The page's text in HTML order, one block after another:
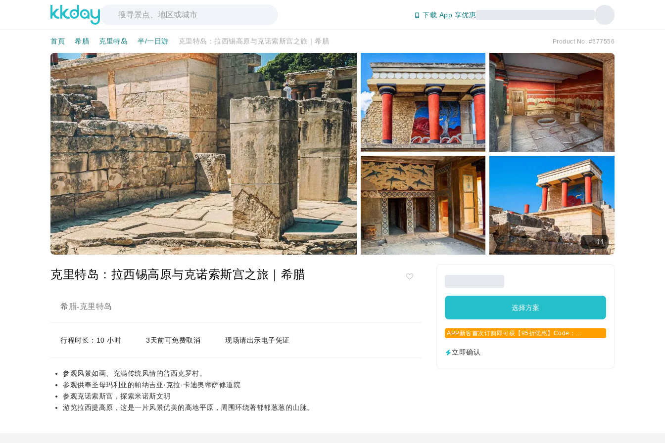
下载 App 享优惠
首頁 希腊 克里特岛 半/一日游 克里特岛：拉西锡高原与克诺索斯宫之旅｜希腊 Product No. #577556
11
克里特岛：拉西锡高原与克诺索斯宫之旅｜希腊
希腊-克里特岛
行程时长：10 小时 3天前可免费取消 现场请出示电子凭证
参观风景如画、充满传统风情的普西克罗村。
参观供奉圣母玛利亚的帕纳吉亚·克拉·卡迪奥蒂萨修道院
参观克诺索斯宫，探索米诺斯文明
游览拉西提高原，这是一片风景优美的高地平原，周围环绕著郁郁葱葱的山脉。
选择方案
APP新客首次订购即可获【95折优惠】Code：
立即确认